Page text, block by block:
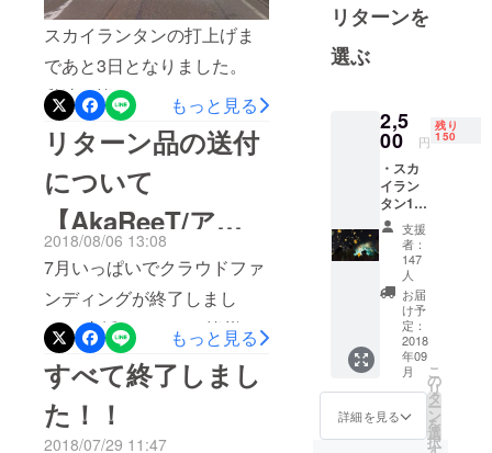
を非常に嬉しく思います。
これも皆様方のご支援とご
愛顧によるものと、心から
感謝いたしております。 ま
た、予想外の来場者数によ
り会場に入れなかった方に
は大変申し訳ありませんで
した。 不慣れなことで不行
き届きの点が多々ございま
したこと心よりお詫び申し
上げます。 イベント終了
後の回想です。
https://www.facebook.com/ts
ubatadaisuki/posts/2304202
759608005 動画もありま
スカイランタンの打上げま
であと3日となりました。
私達は皆さんにイベントを
楽しんでいただくための最
終準備にかかっておりま
す。 スカイランタンについ
ては私達が考えていた以上
に反響が多く、前売りチ
ケットも完売しました。そ
れによりスカイランタンの
打ち上げの数は当初の予定
より更に追加して500個以上
となる予定です。 そのため
来場者数も多く駐車場が混
もっと見る
リターン品の送付
について
【AkaReeT/アカ
リート】
2018/08/06 13:08
7月いっぱいでクラウドファ
ンディングが終了しまし
た。 支援いただいた皆様に
ご支援いただきまして、結
果は予定数量すべて売り切
れた形です。 ありがとうご
もっと見る
すべて終了しまし
た！！
2018/07/29 11:47
りで、町を
盛り上げる
ためにさま
ント等の活
動を⾏って
います。こ
の組織力で
今回更に新
しいイベン
トに挑戦し
リターンを
選ぶ
2,5
00 円
残り
150
・スカ
イラン
タン1個
（当日
手渡
し） ・
会場か
ら最も
近い駐
車場1台
支援
者：
147
人
お届
け予
定：
2018
年09
月
詳細を見る
こ
の
リ
タ
ー
ン
を
選
択